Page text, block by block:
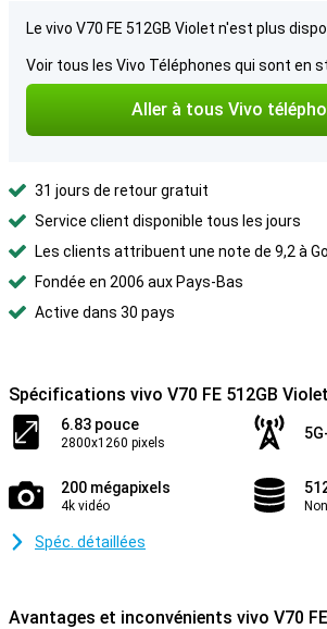
Le vivo V70 FE 512GB Violet n'est plus
Voir tous les Vivo Téléphones qui sont en
Aller à tous Vivo
31 jours de retour gratuit
Service client disponible tous les jours
Les clients attribuent une note de 9,2 à
Fondée en 2006 aux Pays-Bas
Active dans 30 pays
Spécifications vivo V70 FE 512GB Violet
6.83 pouce
2800x1260 pixels
200 mégapixels
4k vidéo
Spéc. détaillées
Avantages et inconvénients vivo V70